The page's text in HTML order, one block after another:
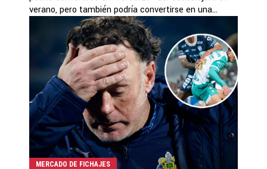
verano, pero también podría convertirse en una...
MERCADO DE FICHAJES